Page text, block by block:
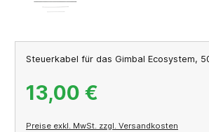
Steuerkabel für das Gimbal Ecosystem,
13,00 €
Preise exkl. MwSt. zzgl. Versandkosten